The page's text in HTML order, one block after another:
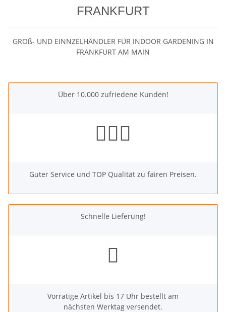
FRANKFURT
GROß- UND EINNZELHÄNDLER FÜR INDOOR GARDENING IN
FRANKFURT AM MAIN
Über 10.000 zufriedene Kunden!
Guter Service und TOP Qualität zu fairen Preisen.
Schnelle Lieferung!
Vorrätige Artikel bis 17 Uhr bestellt am
nächsten Werktag versendet.